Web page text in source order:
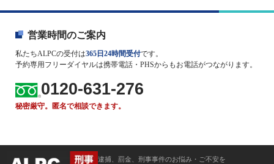
営業時間のご案内
私たちALPCの受付は365日24時間受付です。
予約専用フリーダイヤルは携帯電話・PHSからもお電話がつながります。
0120-631-276
秘密厳守。匿名で相談できます。
逮捕、罰金、刑事事件のお悩み・ご不安を